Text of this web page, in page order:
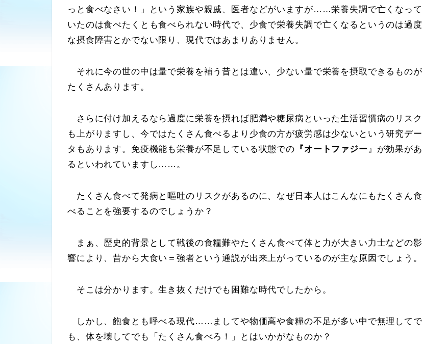
っと食べなさい！」という家族や親戚、医者などがいますが……栄養失調で亡くなって
いたのは食べたくとも食べられない時代で、少食で栄養失調で亡くなるというのは過度
な摂食障害とかでない限り、現代ではあまりありません。
それに今の世の中は量で栄養を補う昔とは違い、少ない量で栄養を摂取できるものが
たくさんあります。
さらに付け加えるなら過度に栄養を摂れば肥満や糖尿病といった生活習慣病のリスク
も上がりますし、今ではたくさん食べるより少食の方が疲労感は少ないという研究デー
タもあります。免疫機能も栄養が不足している状態での 『オートファジー』が効果があ
るといわれていますし……。
たくさん食べて発病と嘔吐のリスクがあるのに、なぜ日本人はこんなにもたくさん食
べることを強要するのでしょうか？
まぁ、歴史的背景として戦後の食糧難やたくさん食べて体と力が大きい力士などの影
響により、昔から大食い＝強者という通説が出来上がっているのが主な原因でしょう。
そこは分かります。生き抜くだけでも困難な時代でしたから。
しかし、飽食とも呼べる現代……ましてや物価高や食糧の不足が多い中で無理してで
も、体を壊してでも「たくさん食べろ！」とはいかがなものか？